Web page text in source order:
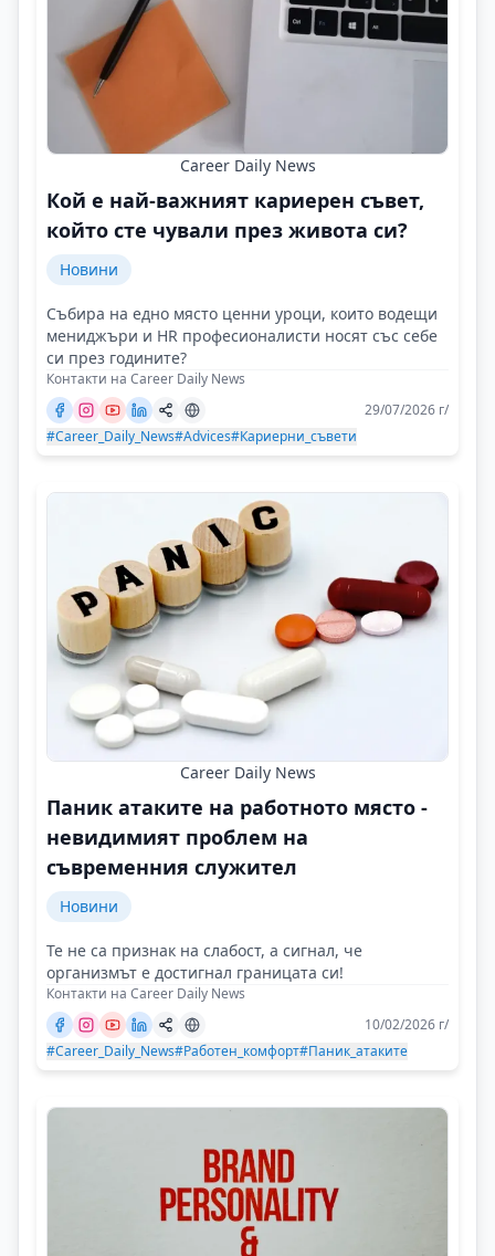
Career Daily News
Кой е най-важният кариерен съвет,
който сте чували през живота си?
Новини
Събира на едно място ценни уроци, които водещи
мениджъри и HR професионалисти носят със себе
си през годините?
Контакти на Career Daily News
29/07/2026 г/
#Career_Daily_News#Advices#Кариерни_съвети
Career Daily News
Паник атаките на работното място -
невидимият проблем на
съвременния служител
Новини
Те не са признак на слабост, а сигнал, че
организмът е достигнал границата си!
Контакти на Career Daily News
10/02/2026 г/
#Career_Daily_News#Работен_комфорт#Паник_атаките